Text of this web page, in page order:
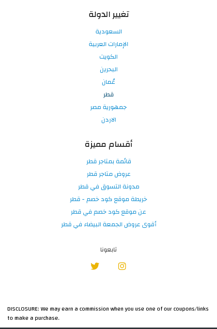
تغيير الدولة
السعودية
الإمارات العربية
الكويت
البحرين
عُمان
قطر
جمهورية مصر
الاردن
أقسام مميزة
قائمة بمتاجر قطر
عروض متاجر قطر
مدونة التسوق في قطر
خريطة موقع كود خصم - قطر
عن موقع كود خصم في قطر
أقوى عروض الجمعة البيضاء في قطر
تابعونا
DISCLOSURE: We may earn a commission when you use one of our coupons/links
to make a purchase.